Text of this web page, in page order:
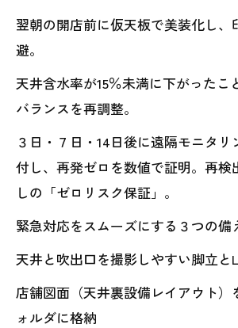
翌朝の開店前に仮天板で美装化し、
避。
天井含水率が15％未満に下がったこ
バランスを再調整。
３日・７日・14日後に遠隔モニタ
付し、再発ゼロを数値で証明。再検
しの「ゼロリスク保証」。
緊急対応をスムーズにする３つの備
天井と吹出口を撮影しやすい脚立と
店舗図面（天井裏設備レイアウト）
ォルダに格納